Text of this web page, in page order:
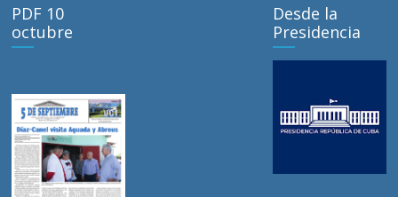
PDF 10
octubre
Desde la
Presidencia